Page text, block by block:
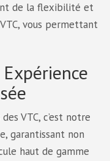
de la flexibilité et
vous permettant
VTC, c’est notre
garantissant non
haut de gamme